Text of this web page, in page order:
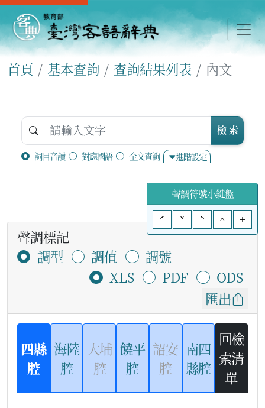
首頁 基本查詢 查詢結果列表 內文
詞目音讀 對應國語 全文查詢 進階設定
檢 索
聲調符號小鍵盤
ˊ
ˇ ˋ ^ +
聲調標記
調型
調值
調號
XLS
PDF
ODS
匯出
四縣
腔
海陸
腔
大埔
腔
饒平
腔
詔安
腔
南四
縣腔
回檢
索清
單